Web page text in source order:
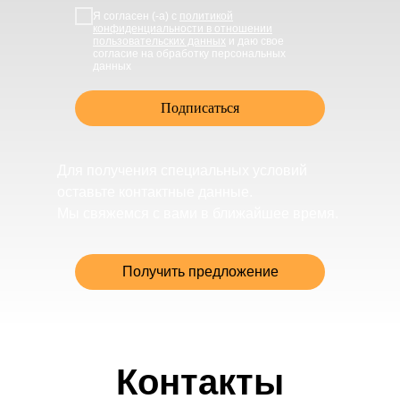
Я согласен (-а) с политикой
конфиденциальности в отношении
пользовательских данных и даю свое
согласие на обработку персональных
данных
Подписаться
Получить предложение
Контакты